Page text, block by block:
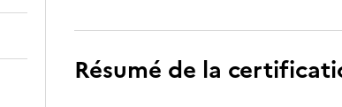
Résumé de la